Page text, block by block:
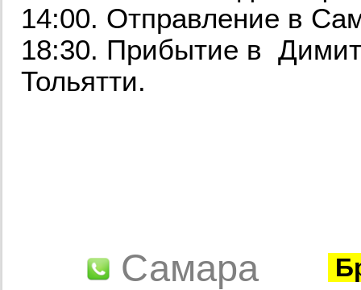
14:00. Отправление в
18:30. Прибытие в
Тольятти.
Самара